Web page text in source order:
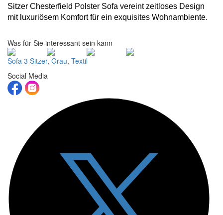
Sitzer Chesterfield Polster Sofa vereint zeitloses Design
mit luxuriösem Komfort für ein exquisites Wohnambiente.
Was für Sie interessant sein kann
Sofa 3 Sitzer, Grau, Textil
Social Media